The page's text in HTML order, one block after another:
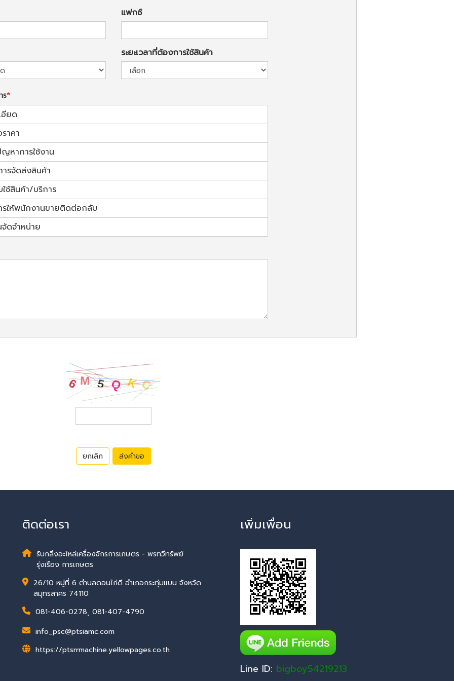
แฟกซ์
ระยะเวลาที่ต้องการใช้สินค้า
ร
อียด
ราคา
หาการใช้งาน
รจัดส่งสินค้า
ช้สินค้า/บริการ
ให้พนักงานขายติดต่อกลับ
ดจำหน่าย
ยกเลิก ส่งคำขอ
ติดต่อเรา
รับกลึงอะไหล่เครื่องจักรการเกษตร - พรทวีทรัพย์
รุ่งเรือง การเกษตร
26/10 หมู่ที่ 6 ตำบลดอนไก่ดี อำเภอกระทุ่มแบน จังหวัด
สมุทรสาคร 74110
081-406-0278, 081-407-4790
info_psc@ptsiamc.com
https://ptsrrmachine.yellowpages.co.th
เพิ่มเพื่อน
Line ID: bigboy54219213